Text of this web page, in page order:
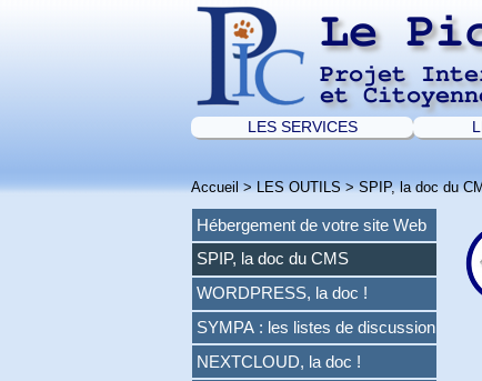
Le
Projet
et
LES SERVICES
Accueil>LES OUTILS>SPIP, la doc du
Hébergement de votre site Web
SPIP, la doc du CMS
WORDPRESS, la doc !
SYMPA : les listes de discussion
NEXTCLOUD, la doc !